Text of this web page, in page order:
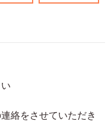
絡をさせていただき